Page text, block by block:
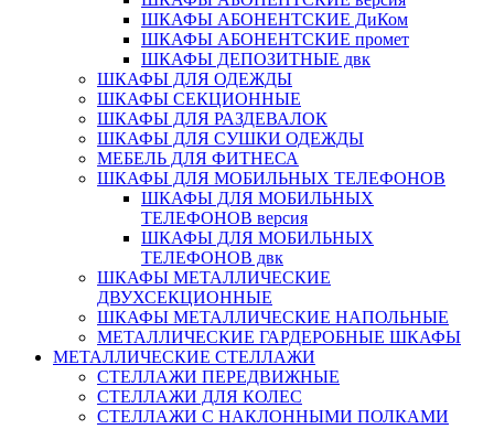
ШКАФЫ АБОНЕНТСКИЕ ДиКом
ШКАФЫ АБОНЕНТСКИЕ промет
ШКАФЫ ДЕПОЗИТНЫЕ двк
ШКАФЫ ДЛЯ ОДЕЖДЫ
ШКАФЫ СЕКЦИОННЫЕ
ШКАФЫ ДЛЯ РАЗДЕВАЛОК
ШКАФЫ ДЛЯ СУШКИ ОДЕЖДЫ
МЕБЕЛЬ ДЛЯ ФИТНЕСА
ШКАФЫ ДЛЯ МОБИЛЬНЫХ ТЕЛЕФОНОВ
ШКАФЫ ДЛЯ МОБИЛЬНЫХ
ТЕЛЕФОНОВ версия
ШКАФЫ ДЛЯ МОБИЛЬНЫХ
ТЕЛЕФОНОВ двк
ШКАФЫ МЕТАЛЛИЧЕСКИЕ
ДВУХСЕКЦИОННЫЕ
ШКАФЫ МЕТАЛЛИЧЕСКИЕ НАПОЛЬНЫЕ
МЕТАЛЛИЧЕСКИЕ ГАРДЕРОБНЫЕ ШКАФЫ
МЕТАЛЛИЧЕСКИЕ СТЕЛЛАЖИ
СТЕЛЛАЖИ ПЕРЕДВИЖНЫЕ
СТЕЛЛАЖИ ДЛЯ КОЛЕС
СТЕЛЛАЖИ С НАКЛОННЫМИ ПОЛКАМИ